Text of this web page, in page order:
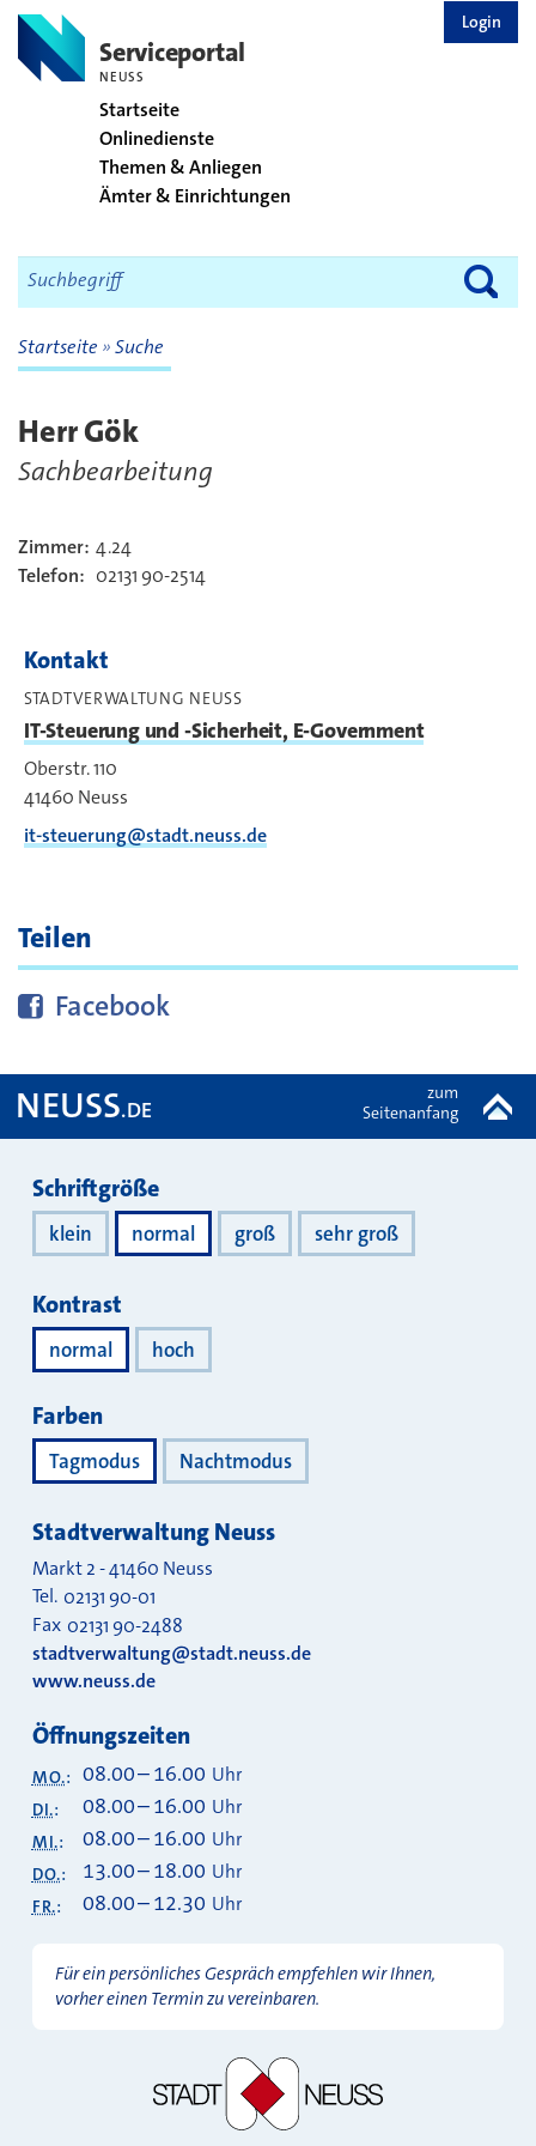
Serviceportal
NEUSS
Startseite
Onlinedienste
Themen & Anliegen
Ämter & Einrichtungen
Login
Startseite Suche
Herr Gök
Sachbearbeitung
Kontakt
Zimmer: 4.24
Telefon: 02131 90-2514
Kontakt
STADTVERWALTUNG NEUSS
IT-Steuerung und -Sicherheit, E-Government
Oberstr. 110
41460 Neuss
it-steuerung@stadt.neuss.de
Teilen
Diese Seite bei
Facebook
NEUSS.DE
zum
Seitenanfang
Darstellung
Schriftgröße
klein normal groß sehr groß
Kontrast
normal hoch
Farben
Tagmodus Nachtmodus
Stadtverwaltung Neuss
Markt 2-41460 Neuss
Tel. 02131 90-01
Fax 02131 90-2488
stadtverwaltung@stadt.neuss.de
www.neuss.de
Öffnungszeiten
MO.: 08.00–16.00 Uhr
DI.: 08.00–16.00 Uhr
MI.: 08.00–16.00 Uhr
DO.: 13.00–18.00 Uhr
FR.: 08.00–12.30 Uhr
Für ein persönliches Gespräch empfehlen wir Ihnen,
vorher einen Termin zu vereinbaren.